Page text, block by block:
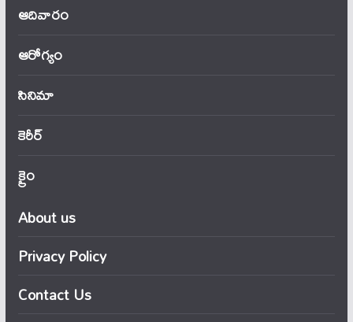
ఆదివారం
ఆరోగ్యం
సినిమా
కెరీర్
క్రైం
About us
Privacy Policy
Contact Us